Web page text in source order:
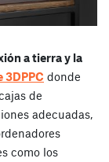
a tierra y la
3DPPC donde
de
adecuadas,
como los